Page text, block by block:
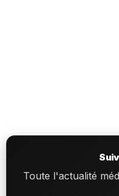
Toute l'actualité